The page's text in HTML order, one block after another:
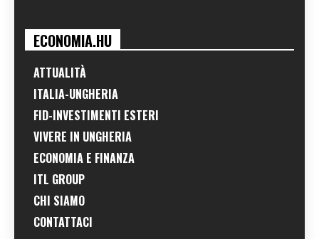
ECONOMIA.HU
ATTUALITÀ
ITALIA-UNGHERIA
FID-INVESTIMENTI ESTERI
VIVERE IN UNGHERIA
ECONOMIA E FINANZA
ITL GROUP
CHI SIAMO
CONTATTACI